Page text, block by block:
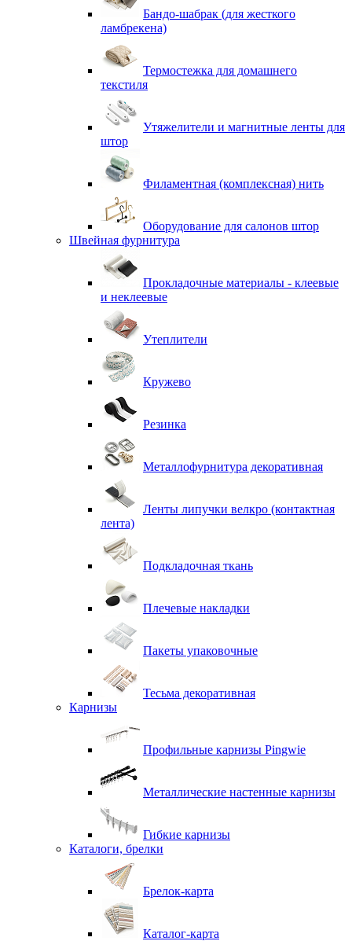
Бандо-шабрак (для жесткого
ламбрекена)
Термостежка для домашнего
текстиля
Утяжелители и магнитные ленты для
штор
Филаментная (комплексная) нить
Оборудование для салонов штор
Швейная фурнитура
Прокладочные материалы - клеевые
и неклеевые
Утеплители
Кружево
Резинка
Металлофурнитура декоративная
Ленты липучки велкро (контактная
лента)
Подкладочная ткань
Плечевые накладки
Пакеты упаковочные
Тесьма декоративная
Карнизы
Профильные карнизы Pingwie
Металлические настенные карнизы
Гибкие карнизы
Каталоги, брелки
Брелок-карта
Каталог-карта